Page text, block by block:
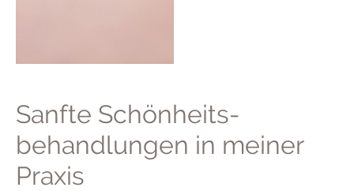
Sanfte Schönheits-
behandlungen in meiner
Praxis